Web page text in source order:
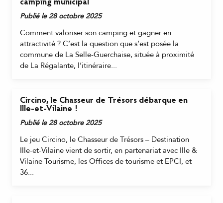
camping municipal
Publié le 28 octobre 2025
Comment valoriser son camping et gagner en
attractivité ? C’est la question que s’est posée la
commune de La Selle-Guerchaise, située à proximité
de La Régalante, l’itinéraire...
Circino, le Chasseur de Trésors débarque en
Ille-et-Vilaine !
Publié le 28 octobre 2025
Le jeu Circino, le Chasseur de Trésors – Destination
Ille-et-Vilaine vient de sortir, en partenariat avec Ille &
Vilaine Tourisme, les Offices de tourisme et EPCI, et
36...